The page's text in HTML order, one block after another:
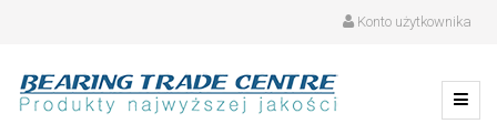
Konto użytkownika